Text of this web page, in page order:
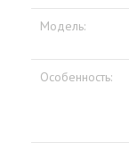
Модель:
Особенность: